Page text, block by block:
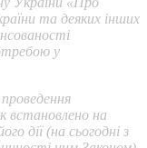
та деяких інших
у
встановлено на
дії (на сьогодні з